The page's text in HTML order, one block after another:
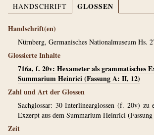
HANDSCHRIFT GLOSSEN
Handschrift(en)
Nürnberg, Germanisches Nationalmuseum Hs.
Glossierte Inhalte
716a, f. 20v: Hexameter als grammatisches
Summarium Heinrici (Fassung A: II, 12)
Zahl und Art der Glossen
Sachglossar: 30 Interlinearglossen (f. 20v) zu
Exzerpt aus dem Summarium Heinrici
Zeit